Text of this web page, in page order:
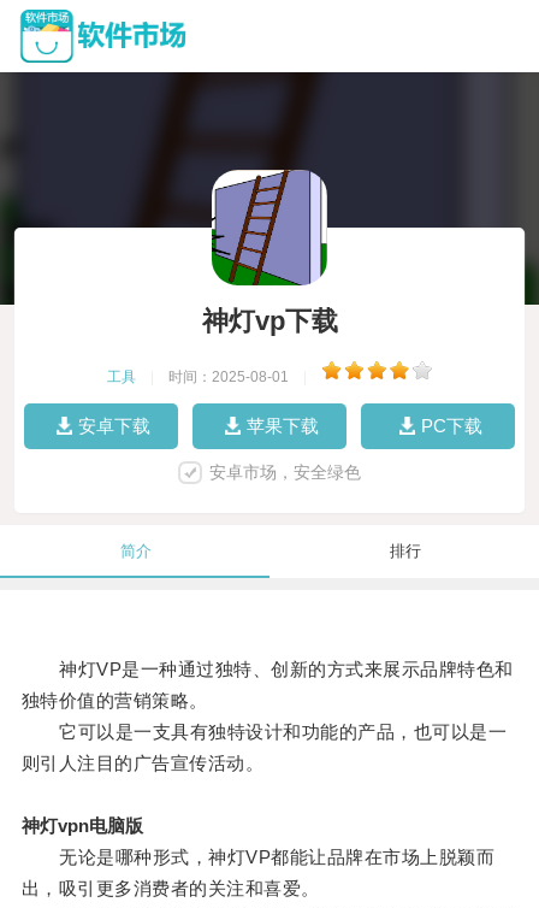
神灯vp下载
工具 时间：2025-08-01
安卓下载 苹果下载 PC下载
安卓市场，安全绿色
简介 排行
神灯VP是一种通过独特、创新的方式来展示品牌特色和
独特价值的营销策略。
它可以是一支具有独特设计和功能的产品，也可以是一
则引人注目的广告宣传活动。
神灯vpn电脑版
无论是哪种形式，神灯VP都能让品牌在市场上脱颖而
出，吸引更多消费者的关注和喜爱。